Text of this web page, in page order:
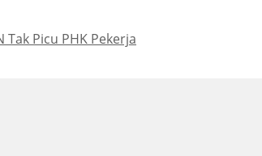
Picu PHK Pekerja